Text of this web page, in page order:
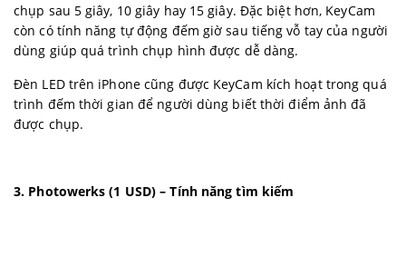
chụp sau 5 giây, 10 giây hay 15 giây. Đặc biệt hơn, KeyCam
còn có tính năng tự động đếm giờ sau tiếng vỗ tay của người
dùng giúp quá trình chụp hình được dễ dàng.
Đèn LED trên iPhone cũng được KeyCam kích hoạt trong quá
trình đếm thời gian để người dùng biết thời điểm ảnh đã
được chụp.
3. Photowerks (1 USD) – Tính năng tìm kiếm